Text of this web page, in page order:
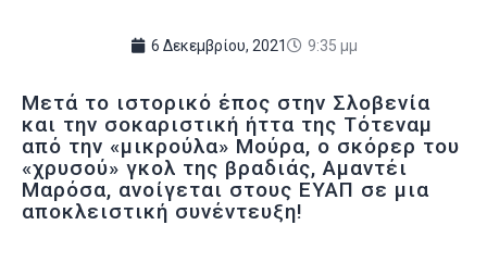
6 Δεκεμβρίου, 2021 9:35 μμ
Μετά το ιστορικό έπος στην Σλοβενία
και την σοκαριστική ήττα της Τότεναμ
από την «μικρούλα» Μούρα, ο σκόρερ του
«χρυσού» γκολ της βραδιάς, Αμαντέι
Μαρόσα, ανοίγεται στους ΕΥΑΠ σε μια
αποκλειστική συνέντευξη!